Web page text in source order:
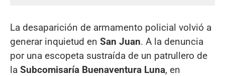
La desaparición de armamento policial volvió a
generar inquietud en San Juan. A la denuncia
por una escopeta sustraída de un patrullero de
la Subcomisaría Buenaventura Luna, en